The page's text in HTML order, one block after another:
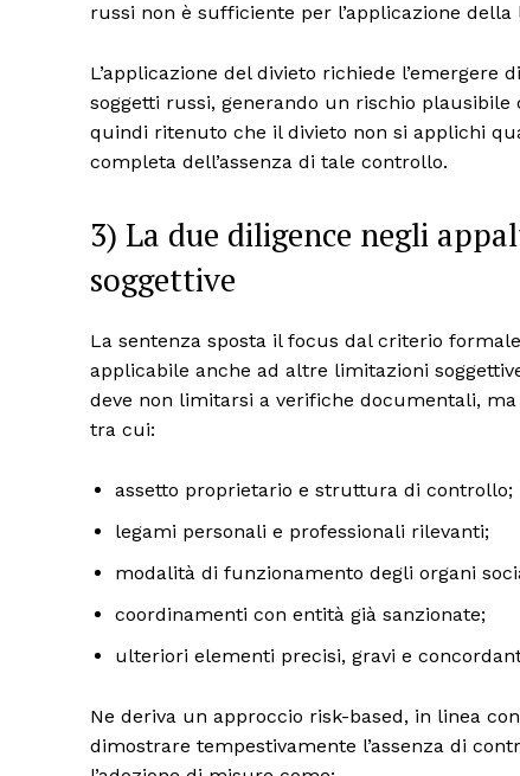
russi non è sufficiente per l’applicazione della
L’applicazione del divieto richiede
soggetti russi, generando un rischio
quindi ritenuto che il divieto non si applichi
completa dell’assenza di tale controllo.
3) La due diligence negli
soggettive
La sentenza sposta il focus dal criterio
applicabile anche ad altre limitazioni
deve non limitarsi a verifiche documentali,
tra cui:
assetto proprietario e struttura di controllo;
legami personali e professionali rilevanti;
modalità di funzionamento degli organi
coordinamenti con entità già sanzionate;
ulteriori elementi precisi, gravi e
Ne deriva un approccio risk-based, in linea
dimostrare tempestivamente l’assenza di